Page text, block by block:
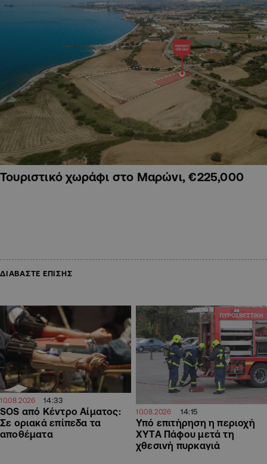
Τουριστικό χωράφι στο Μαρώνι, €225,000
ΔΙΑΒΑΣΤΕ ΕΠΙΣΗΣ
10.08.2026 14:33
SOS από Κέντρο Αίματος:
Σε οριακά επίπεδα τα
αποθέματα
10.08.2026 14:15
Υπό επιτήρηση η περιοχή
ΧΥΤΑ Πάφου μετά τη
χθεσινή πυρκαγιά